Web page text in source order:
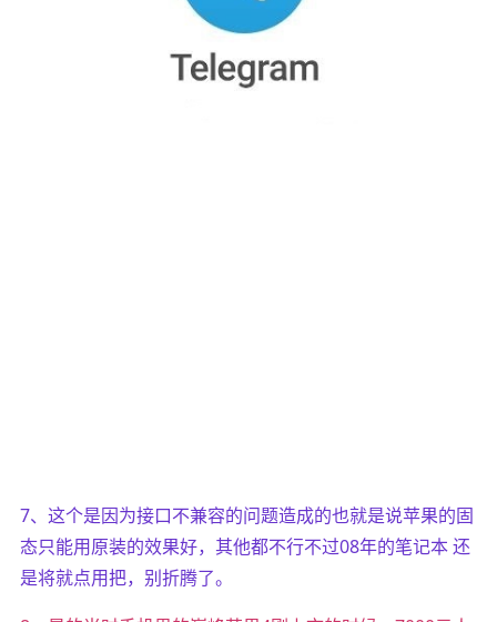
7、这个是因为接口不兼容的问题造成的也就是说苹果的固
态只能用原装的效果好，其他都不行不过08年的笔记本 还
是将就点用把，别折腾了。